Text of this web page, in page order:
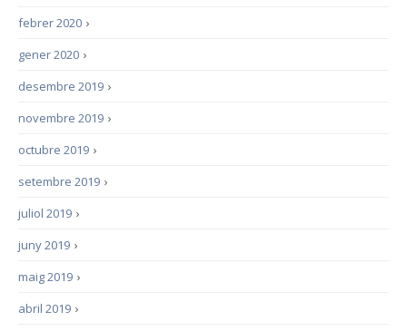
›
febrer 2020
›
gener 2020
›
desembre 2019
›
novembre 2019
›
octubre 2019
›
setembre 2019
›
juliol 2019
›
juny 2019
›
maig 2019
›
abril 2019